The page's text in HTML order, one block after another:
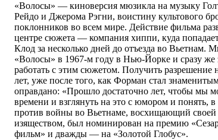
«Волосы» — киноверсия мюзикла на музыку
Рейдо и Джерома Рэгни, воистину культового
поклонников во всем мире. Действие фильма
центре сюжета — компания хиппи, куда
Клод за несколько дней до отъезда во
«Волосы» в 1967-м году в Нью-Йорке и сразу же
работать с этим сюжетом. Получить разрешение
лет, уже после того, как Форман стал
оправдано: «Прошло достаточно лет, чтобы мы
времени и взглянуть на это с юмором и
против войны во Вьетнаме, восхищающий своей
изяществом, был номинирован на премию
фильм» и дважды — на «Золотой Глобус».